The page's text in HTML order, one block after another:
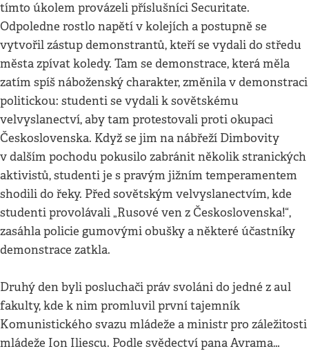
tímto úkolem provázeli příslušníci Securitate.
Odpoledne rostlo napětí v kolejích a postupně se
vytvořil zástup demonstrantů, kteří se vydali do středu
města zpívat koledy. Tam se demonstrace, která měla
zatím spíš náboženský charakter, změnila v demonstraci
politickou: studenti se vydali k sovětskému
velvyslanectví, aby tam protestovali proti okupaci
Československa. Když se jim na nábřeží Dimbovity
v dalším pochodu pokusilo zabránit několik stranických
aktivistů, studenti je s pravým jižním temperamentem
shodili do řeky. Před sovětským velvyslanectvím, kde
studenti provolávali „Rusové ven z Československa!“,
zasáhla policie gumovými obušky a některé účastníky
demonstrace zatkla.
Druhý den byli posluchači práv svoláni do jedné z aul
fakulty, kde k nim promluvil první tajemník
Komunistického svazu mládeže a ministr pro záležitosti
mládeže Ion Iliescu. Podle svědectví pana Avrama…